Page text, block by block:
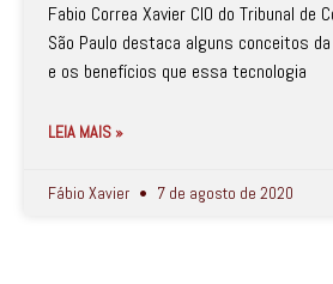
Fabio Correa Xavier CIO do Tribunal de
São Paulo destaca alguns conceitos
e os benefícios que essa tecnologia
LEIA MAIS »
Fábio Xavier 7 de agosto de 2020